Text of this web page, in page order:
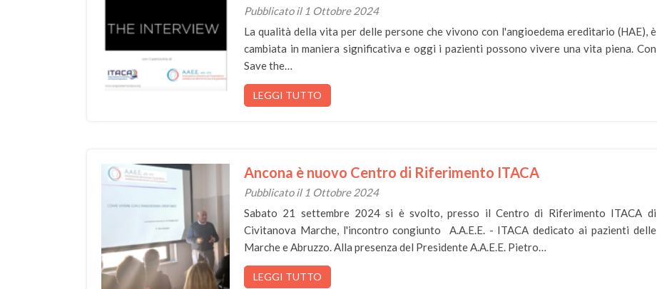
Pubblicato il 1 Ottobre 2024
La qualità della vita per delle persone che vivono con l'angioedema ereditario (HAE), è
cambiata in maniera significativa e oggi i pazienti possono vivere una vita piena. Con
Save the…
LEGGI TUTTO
Ancona è nuovo Centro di Riferimento ITACA
Pubblicato il 1 Ottobre 2024
Sabato 21 settembre 2024 si è svolto, presso il Centro di Riferimento ITACA di
Civitanova Marche, l'incontro congiunto A.A.E.E. - ITACA dedicato ai pazienti delle
Marche e Abruzzo. Alla presenza del Presidente A.A.E.E. Pietro…
LEGGI TUTTO